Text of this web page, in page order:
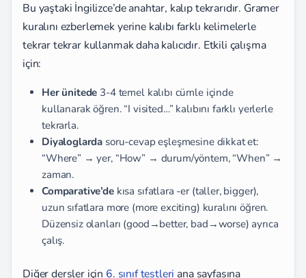
Bu yaştaki İngilizce’de anahtar, kalıp tekrarıdır. Gramer
kuralını ezberlemek yerine kalıbı farklı kelimelerle
tekrar tekrar kullanmak daha kalıcıdır. Etkili çalışma
için:
Her ünitede 3-4 temel kalıbı cümle içinde
kullanarak öğren. “I visited…” kalıbını farklı yerlerle
tekrarla.
Diyaloglarda soru-cevap eşleşmesine dikkat et:
“Where” → yer, “How” → durum/yöntem, “When” →
zaman.
Comparative’dekısa sıfatlara -er (taller, bigger),
uzun sıfatlara more (more exciting) kuralını öğren.
Düzensiz olanları (good→better, bad→worse) ayrıca
çalış.
Diğer dersler için 6. sınıf testleri ana sayfasına